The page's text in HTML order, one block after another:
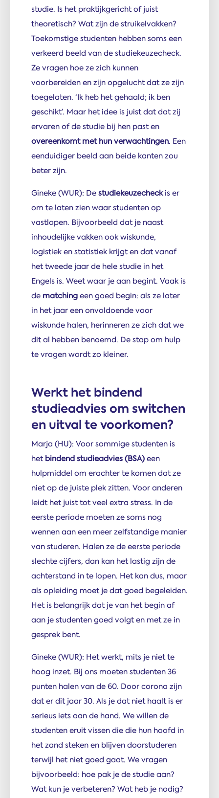
studie. Is het praktijkgericht of juist
theoretisch? Wat zijn de struikelvakken?
Toekomstige studenten hebben soms een
verkeerd beeld van de studiekeuzecheck.
Ze vragen hoe ze zich kunnen
voorbereiden en zijn opgelucht dat ze zijn
toegelaten. ‘Ik heb het gehaald; ik ben
geschikt’. Maar het idee is juist dat dat zij
ervaren of de studie bij hen past en
overeenkomt met hun verwachtingen. Een
eenduidiger beeld aan beide kanten zou
beter zijn.
Gineke (WUR): Destudiekeuzecheckis er
om te laten zien waar studenten op
vastlopen. Bijvoorbeeld dat je naast
inhoudelijke vakken ook wiskunde,
logistiek en statistiek krijgt en dat vanaf
het tweede jaar de hele studie in het
Engels is. Weet waar je aan begint. Vaak is
de matchingeen goed begin: als ze later
in het jaar een onvoldoende voor
wiskunde halen, herinneren ze zich dat we
dit al hebben benoemd. De stap om hulp
te vragen wordt zo kleiner.
Werkt het bindend
studieadvies om switchen
en uitval te voorkomen?
Marja (HU): Voor sommige studenten is
hetbindend studieadvies (BSA)een
hulpmiddel om erachter te komen dat ze
niet op de juiste plek zitten. Voor anderen
leidt het juist tot veel extra stress. In de
eerste periode moeten ze soms nog
wennen aan een meer zelfstandige manier
van studeren. Halen ze de eerste periode
slechte cijfers, dan kan het lastig zijn de
achterstand in te lopen. Het kan dus, maar
als opleiding moet je dat goed begeleiden.
Het is belangrijk dat je van het begin af
aan je studenten goed volgt en met ze in
gesprek bent.
Gineke (WUR): Het werkt, mits je niet te
hoog inzet. Bij ons moeten studenten 36
punten halen van de 60. Door corona zijn
dat er dit jaar 30. Als je dat niet haalt is er
serieus iets aan de hand. We willen de
studenten eruit vissen die die hun hoofd in
het zand steken en blijven doorstuderen
terwijl het niet goed gaat. We vragen
bijvoorbeeld: hoe pak je de studie aan?
Wat kun je verbeteren? Wat heb je nodig?